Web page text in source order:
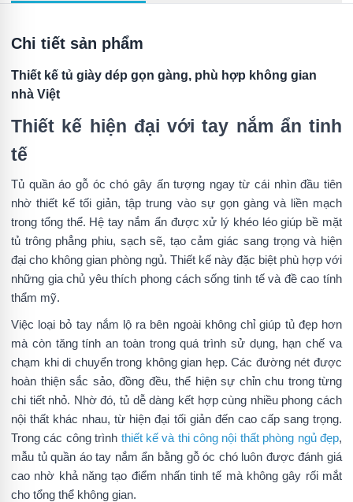
Chi tiết sản phẩm
Thiết kế tủ giày dép gọn gàng, phù hợp không gian
nhà Việt
Thiết kế hiện đại với tay nắm ẩn tinh
tế
Tủ quần áo gỗ óc chó gây ấn tượng ngay từ cái nhìn đầu tiên
nhờ thiết kế tối giản, tập trung vào sự gọn gàng và liền mạch
trong tổng thể. Hệ tay nắm ẩn được xử lý khéo léo giúp bề mặt
tủ trông phẳng phiu, sạch sẽ, tạo cảm giác sang trọng và hiện
đại cho không gian phòng ngủ. Thiết kế này đặc biệt phù hợp với
những gia chủ yêu thích phong cách sống tinh tế và đề cao tính
thẩm mỹ.
Việc loại bỏ tay nắm lộ ra bên ngoài không chỉ giúp tủ đẹp hơn
mà còn tăng tính an toàn trong quá trình sử dụng, hạn chế va
chạm khi di chuyển trong không gian hẹp. Các đường nét được
hoàn thiện sắc sảo, đồng đều, thể hiện sự chỉn chu trong từng
chi tiết nhỏ. Nhờ đó, tủ dễ dàng kết hợp cùng nhiều phong cách
nội thất khác nhau, từ hiện đại tối giản đến cao cấp sang trọng.
Trong các công trình thiết kế và thi công nội thất phòng ngủ đẹp,
mẫu tủ quần áo tay nắm ẩn bằng gỗ óc chó luôn được đánh giá
cao nhờ khả năng tạo điểm nhấn tinh tế mà không gây rối mắt
cho tổng thể không gian.